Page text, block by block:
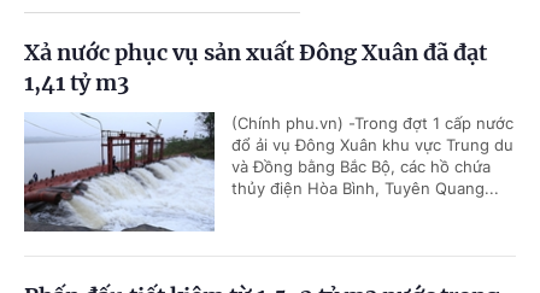
Xả nước phục vụ sản xuất Đông Xuân đã đạt
1,41 tỷ m3
(Chính phu.vn) -Trong đợt 1 cấp nước
đổ ải vụ Đông Xuân khu vực Trung du
và Đồng bằng Bắc Bộ, các hồ chứa
thủy điện Hòa Bình, Tuyên Quang...